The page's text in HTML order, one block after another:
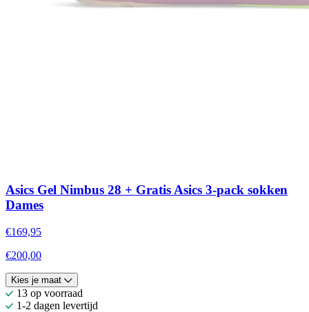
Asics Gel Nimbus 28 + Gratis Asics 3-pack sokken
Dames
€169,95
€200,00
Kies je maat
13 op voorraad
1-2 dagen levertijd